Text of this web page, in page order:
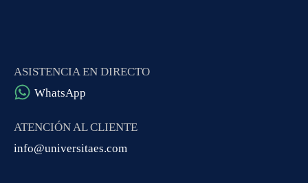
ASISTENCIA EN DIRECTO
WhatsApp
ATENCIÓN AL CLIENTE
info@universitaes.com